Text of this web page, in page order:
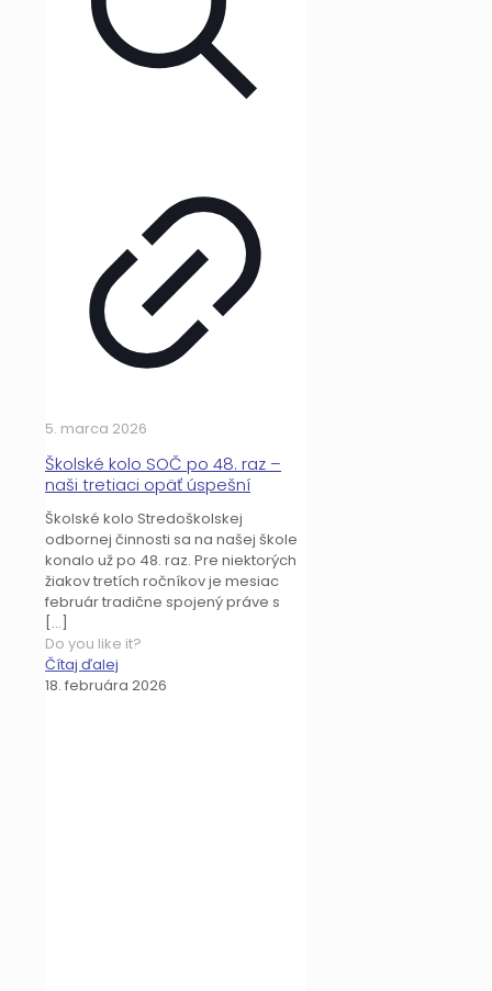
5. marca 2026
Školské kolo SOČ po 48. raz –
naši tretiaci opäť úspešní
Školské kolo Stredoškolskej
odbornej činnosti sa na našej škole
konalo už po 48. raz. Pre niektorých
žiakov tretích ročníkov je mesiac
február tradične spojený práve s
[…]
Do you like it?
Čítaj ďalej
18. februára 2026